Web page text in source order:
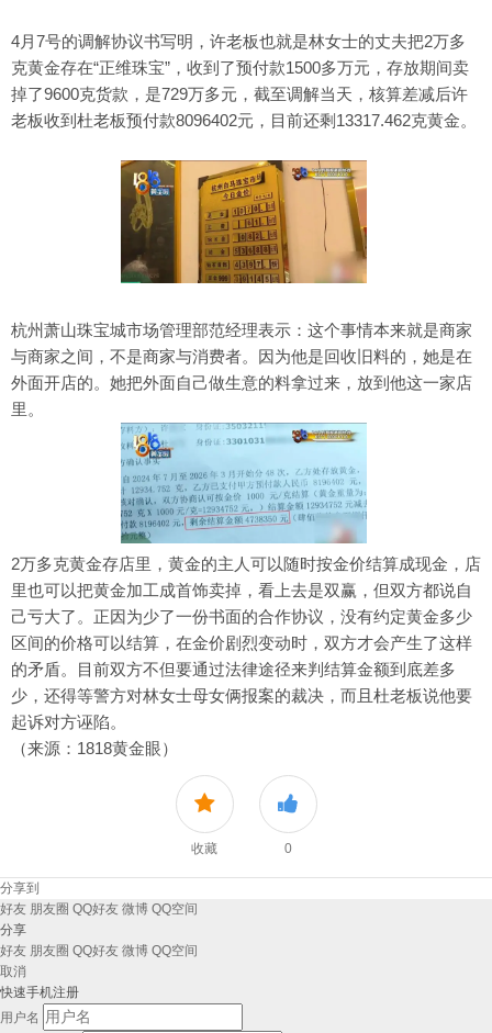
4月7号的调解协议书写明，许老板也就是林女士的丈夫把2万多
克黄金存在“正维珠宝”，收到了预付款1500多万元，存放期间卖
掉了9600克货款，是729万多元，截至调解当天，核算差减后许
老板收到杜老板预付款8096402元，目前还剩13317.462克黄金。
杭州萧山珠宝城市场管理部范经理表示：这个事情本来就是商家
与商家之间，不是商家与消费者。因为他是回收旧料的，她是在
外面开店的。她把外面自己做生意的料拿过来，放到他这一家店
里。
2万多克黄金存店里，黄金的主人可以随时按金价结算成现金，店
里也可以把黄金加工成首饰卖掉，看上去是双赢，但双方都说自
己亏大了。正因为少了一份书面的合作协议，没有约定黄金多少
区间的价格可以结算，在金价剧烈变动时，双方才会产生了这样
的矛盾。目前双方不但要通过法律途径来判结算金额到底差多
少，还得等警方对林女士母女俩报案的裁决，而且杜老板说他要
起诉对方诬陷。
（来源：1818黄金眼）
收藏 0
分享到
好友 朋友圈 QQ好友 微博 QQ空间
分享
好友 朋友圈 QQ好友 微博 QQ空间
取消
快速手机注册
用户名